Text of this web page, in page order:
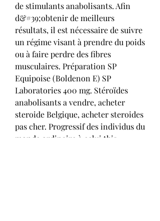
de stimulants anabolisants. Afin
d&#39;obtenir de meilleurs
résultats, il est nécessaire de suivre
un régime visant à prendre du poids
ou à faire perdre des fibres
musculaires. Préparation SP
Equipoise (Boldenon E) SP
Laboratories 400 mg. Stéroïdes
anabolisants a vendre, acheter
steroide Belgique, acheter steroides
pas cher. Progressif des individus du
monde ordinaire à celui this